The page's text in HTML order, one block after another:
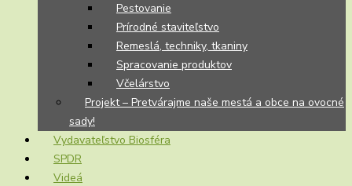
Pestovanie
Prírodné staviteľstvo
Remeslá, techniky, tkaniny
Spracovanie produktov
Včelárstvo
Projekt – Pretvárajme naše mestá a obce na ovocné
sady!
Vydavateľstvo Biosféra
SPDR
Videá